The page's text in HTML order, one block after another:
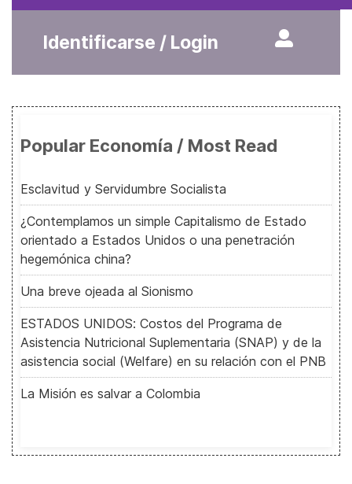
Identificarse / Login
Popular Economía / Most Read
Esclavitud y Servidumbre Socialista
¿Contemplamos un simple Capitalismo de Estado
orientado a Estados Unidos o una penetración
hegemónica china?
Una breve ojeada al Sionismo
ESTADOS UNIDOS: Costos del Programa de
Asistencia Nutricional Suplementaria (SNAP) y de la
asistencia social (Welfare) en su relación con el PNB
La Misión es salvar a Colombia